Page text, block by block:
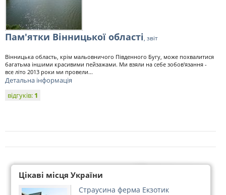
Пам'ятки Вінницької області, звіт
Вінницька область, крім мальовничого Південного Бугу, може похвалитися
багатьма іншими красивими пейзажами. Ми взяли на себе зобов'язання -
все літо 2013 роки ми провели...
Детальна інформація
відгуків: 1
Цікаві місця України
Страусина ферма Екзотик